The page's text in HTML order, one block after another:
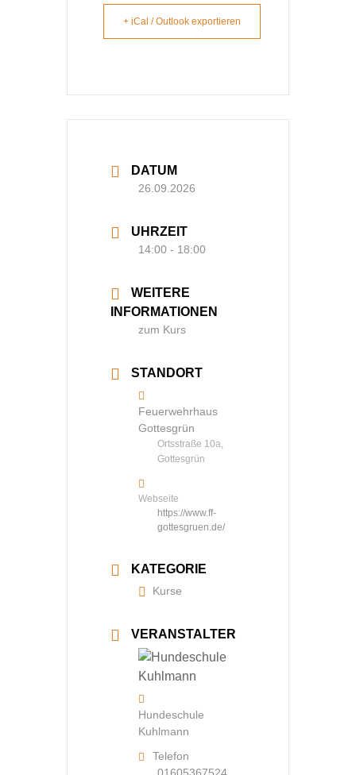
+ iCal / Outlook exportieren
DATUM
26.09.2026
UHRZEIT
14:00 - 18:00
WEITERE
INFORMATIONEN
zum Kurs
STANDORT
Feuerwehrhaus
Gottesgrün
Ortsstraße 10a,
Gottesgrün
Webseite
https://www.ff-
gottesgruen.de/
KATEGORIE
Kurse
VERANSTALTER
Hundeschule
Kuhlmann
Telefon